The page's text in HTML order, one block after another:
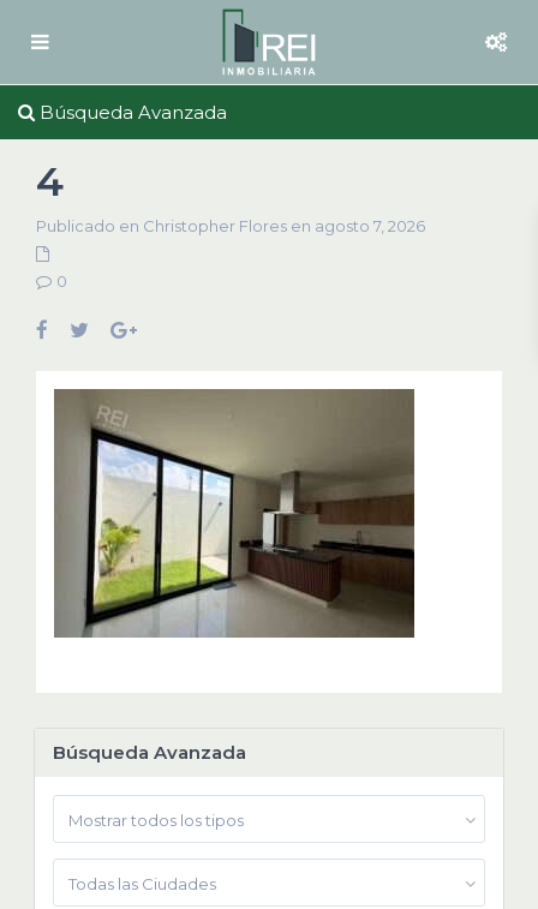
Búsqueda Avanzada
4
Publicado en Christopher Flores en agosto 7, 2026
0
Búsqueda Avanzada
Mostrar todos los tipos
Todas las Ciudades